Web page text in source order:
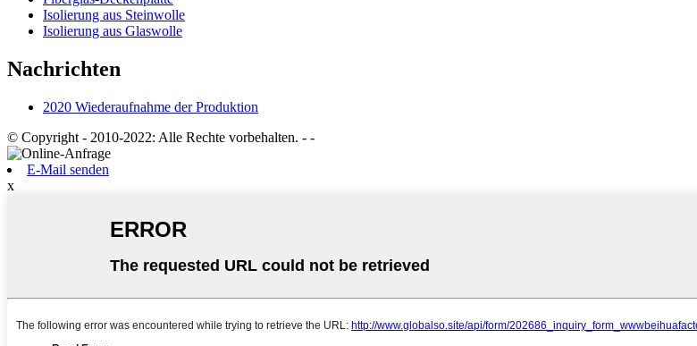
Isolierung aus Steinwolle
Isolierung aus Glaswolle
Nachrichten
2020 Wiederaufnahme der Produktion
© Copyright - 2010-2022: Alle Rechte vorbehalten. - -
E-Mail senden
x